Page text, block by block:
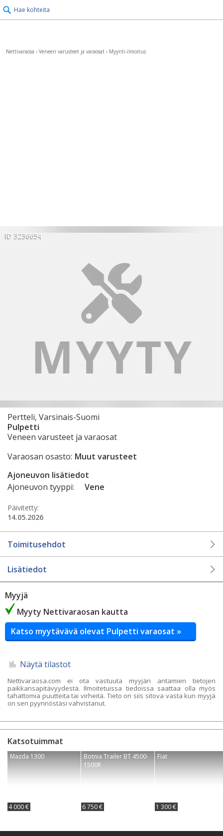
Hae kohteita
Nettivaraosa › Veneen varusteet ja varaosat › Myynti-ilmoitus
ID 3236654
Pertteli, Varsinais-Suomi
Pulpetti
Veneen varusteet ja varaosat
Varaosan osasto: Muut varusteet
Ajoneuvon lisätiedot
Ajoneuvon tyyppi:
Vene
Päivitetty:
14.05.2026
Toimitusehdot
Lisätiedot
Myyjä
Myyty Nettivaraosan kautta
Katso myytävävä olevat Pulpetti varaosat »
Näytä tilastot
Nettivaraosa.com ei ota vastuuta myyjän antamien tietojen
paikkansapitävyydestä. Ilmoitetuissa tiedoissa saattaa olla myös
tahattomia puutteita tai virheitä. Tieto on siis sitova vasta kun myyjä
on sen pyynnöstäsi vahvistanut.
Katsotuimmat
Mazda 1300
4 000 €
Botnia Trailer BT 4500-
1500R
6 750 €
Fiat
1 300 €